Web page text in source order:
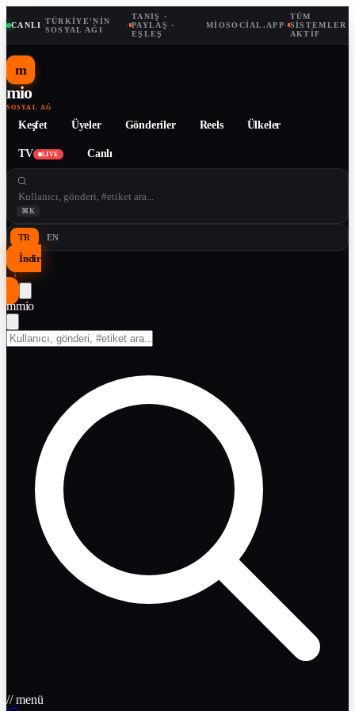
CANLI ·TÜRKIYE'NIN
SOSYAL AĞI
·
TANIŞ ·
PAYLAŞ ·
EŞLEŞ
MIOSOCIAL.APP·
TÜM
SISTEMLER
AKTIF
m
mio
SOSYAL AĞ
Keşfet Üyeler Gönderiler Reels Ülkeler
TV LIVE Canlı
⌘K
TR EN
İndir
↓
mmio
// menü